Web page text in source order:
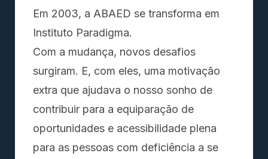
Em 2003, a ABAED se transforma em
Instituto Paradigma.
Com a mudança, novos desafios
surgiram. E, com eles, uma motivação
extra que ajudava o nosso sonho de
contribuir para a equiparação de
oportunidades e acessibilidade plena
para as pessoas com deficiência a se